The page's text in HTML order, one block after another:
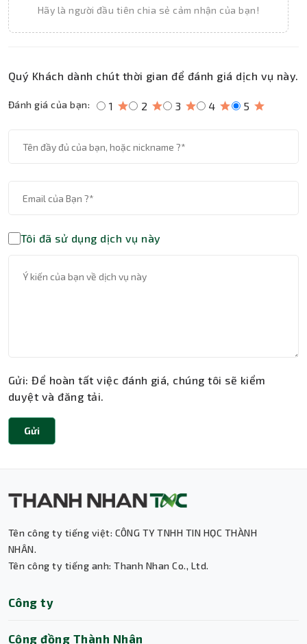
Hãy là người đầu tiên chia sẻ cảm nhận của bạn!
Quý Khách dành chút thời gian để đánh giá dịch vụ này.
Đánh giá của bạn: 1 2 3 4 5
Tôi đã sử dụng dịch vụ này
Gửi: Để hoàn tất việc đánh giá, chúng tôi sẽ kiểm
duyệt và đăng tải.
Gửi
Tên công ty tiếng việt: CÔNG TY TNHH TIN HỌC THÀNH
NHÂN.
Tên công ty tiếng anh: Thanh Nhan Co., Ltd.
Công ty
Cộng đồng Thành Nhân
Trợ lý AI • Phản hồi tức thì